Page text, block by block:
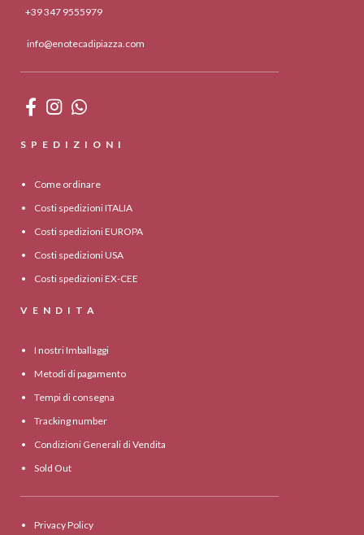
+39 347 9555979
info@enotecadipiazza.com
SPEDIZIONI
Come ordinare
Costi spedizioni ITALIA
Costi spedizioni EUROPA
Costi spedizioni USA
Costi spedizioni EX-CEE
VENDITA
I nostri Imballaggi
Metodi di pagamento
Tempi di consegna
Tracking number
Condizioni Generali di Vendita
Sold Out
Privacy Policy